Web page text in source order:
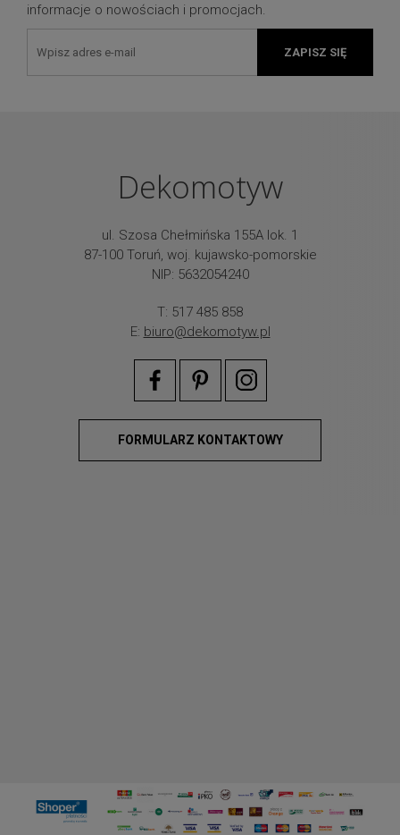
informacje o nowościach i promocjach.
ZAPISZ SIĘ
Dekomotyw
ul. Szosa Chełmińska 155A lok. 1
87-100 Toruń, woj. kujawsko-pomorskie
NIP: 5632054240
T: 517 485 858
E: biuro@dekomotyw.pl
FORMULARZ KONTAKTOWY